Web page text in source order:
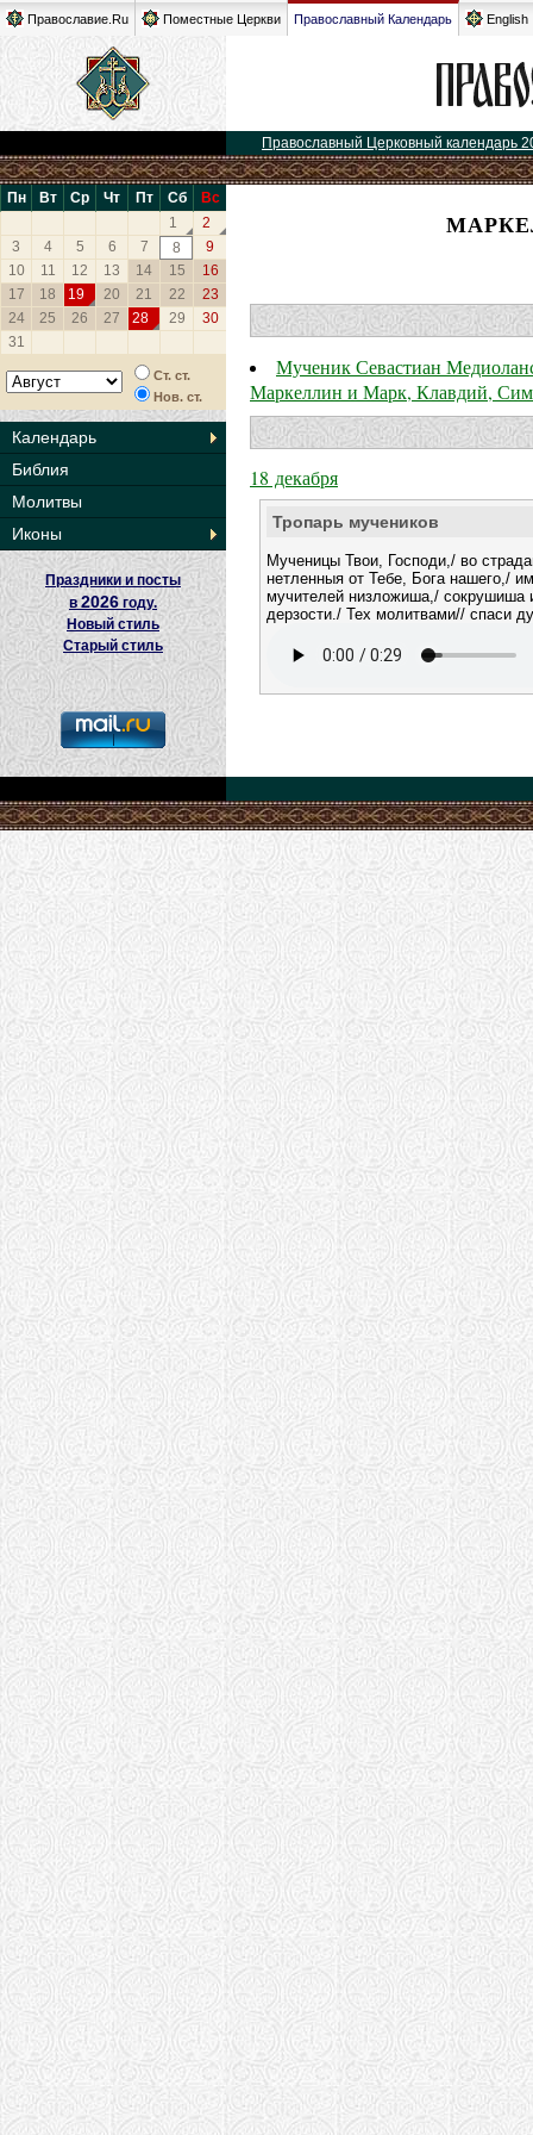
Православие.Ru Поместные Церкви Православный Календарь English
Православный Церковный календарь
Пн Вт Ср Чт Пт Сб
Вс
1
2
3
4 5 6 7 8
9
10
11 12 13 14 15
16
17
18 19 20 21 22
23
24
25 26 27 28 29
30
31
Ст. ст.
Нов. ст.
Календарь
Библия
Молитвы
Иконы
Праздники и посты
в2026 году.
Новый стиль
Старый стиль
Мученик Севастиан
Маркеллин и Марк, Клавдий,
18 декабря
Тропарь мучеников
Мученицы Твои, Господи,/ во
нетленныя от Тебе, Бога нашего,/
мучителей низложиша,/
дерзости./ Тех молитвами// спаси